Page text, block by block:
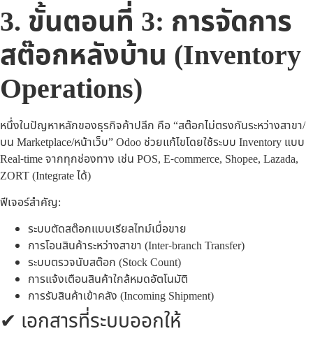
3. ขั้นตอนที่ 3: การจัดการ
สต๊อกหลังบ้าน (Inventory
Operations)
หนึ่งในปัญหาหลักของธุรกิจค้าปลีก คือ “สต๊อกไม่ตรงกันระหว่างสาขา/
บน Marketplace/หน้าเว็บ” Odoo ช่วยแก้ไขโดยใช้ระบบ Inventory แบบ
Real-time จากทุกช่องทาง เช่น POS, E-commerce, Shopee, Lazada,
ZORT (Integrate ได้)
ฟีเจอร์สำคัญ:
ระบบตัดสต๊อกแบบเรียลไทม์เมื่อขาย
การโอนสินค้าระหว่างสาขา (Inter-branch Transfer)
ระบบตรวจนับสต๊อก (Stock Count)
การแจ้งเตือนสินค้าใกล้หมดอัตโนมัติ
การรับสินค้าเข้าคลัง (Incoming Shipment)
✔ เอกสารที่ระบบออกให้